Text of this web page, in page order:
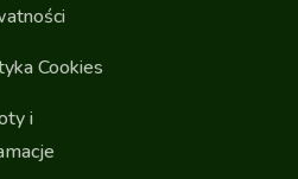
Cookies
i